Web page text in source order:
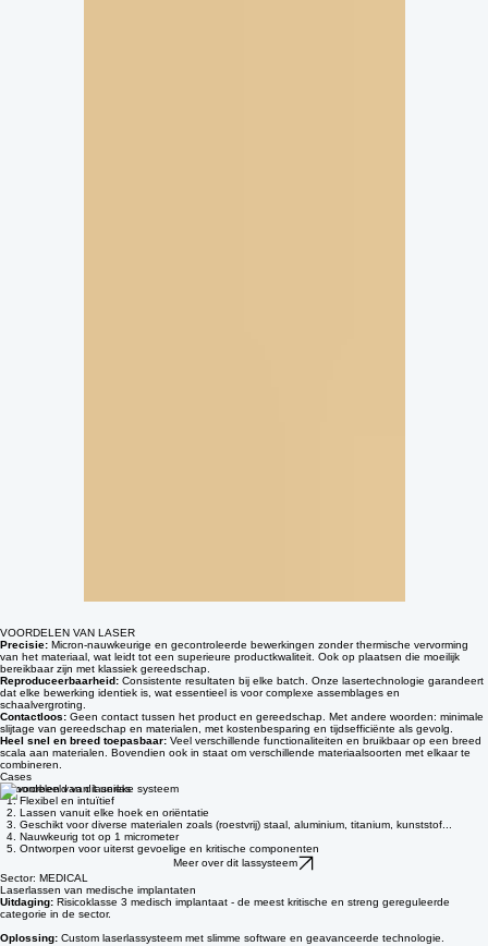
VOORDELEN VAN LASER
Precisie:Micron-nauwkeurige en gecontroleerde bewerkingen zonder thermische vervorming
van het materiaal, wat leidt tot een superieure productkwaliteit. Ook op plaatsen die moeilijk
bereikbaar zijn met klassiek gereedschap.
Reproduceerbaarheid:Consistente resultaten bij elke batch. Onze lasertechnologie garandeert
dat elke bewerking identiek is, wat essentieel is voor complexe assemblages en
schaalvergroting.
Contactloos:
slijtage van gereedschap en materialen, met kostenbesparing en tijdsefficiënte als gevolg.
Heel snel en breed toepasbaar:
scala aan materialen. Bovendien ook in staat om verschillende materiaalsoorten met elkaar te
combineren.
Cases
6 voordelen van dit unieke systeem
Lassen vanuit elke hoek en oriëntatie
Geschikt voor diverse materialen zoals (roestvrij) staal, aluminium, titanium, kunststof...
Nauwkeurig tot op 1 micrometer
Ontworpen voor uiterst gevoelige en kritische componenten
Sector: MEDICAL